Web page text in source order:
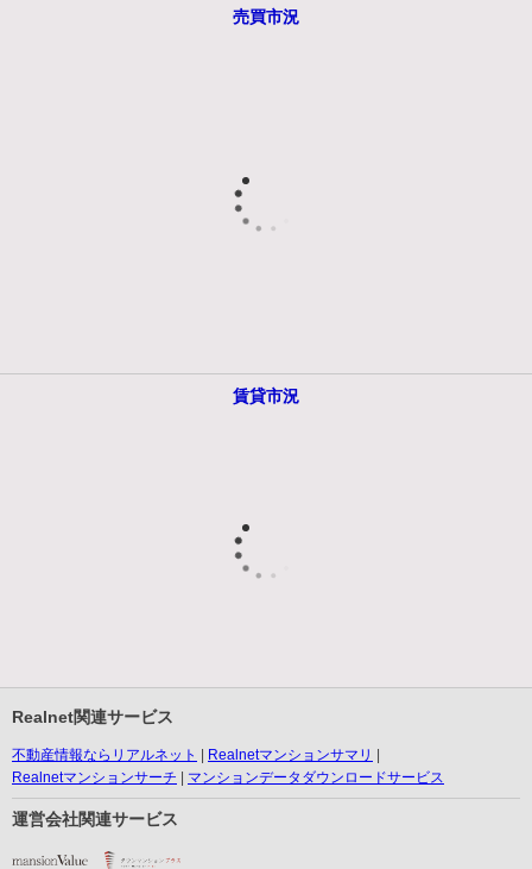
売買市況
賃貸市況
Realnet関連サービス
不動産情報ならリアルネット
Realnetマンションサマリ
Realnetマンションサーチ
マンションデータダウンロードサービス
運営会社関連サービス